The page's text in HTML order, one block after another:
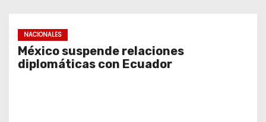
NACIONALES
México suspende relaciones
diplomáticas con Ecuador